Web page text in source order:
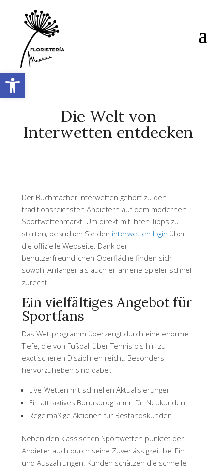
Die Welt von
Interwetten entdecken
Der Buchmacher Interwetten gehört zu den
traditionsreichsten Anbietern auf dem modernen
Sportwettenmarkt. Um direkt mit Ihren Tipps zu
starten, besuchen Sie den interwetten login über
die offizielle Webseite. Dank der
benutzerfreundlichen Oberfläche finden sich
sowohl Anfänger als auch erfahrene Spieler schnell
zurecht.
Ein vielfältiges Angebot für
Sportfans
Das Wettprogramm überzeugt durch eine enorme
Tiefe, die von Fußball über Tennis bis hin zu
exotischeren Disziplinen reicht. Besonders
hervorzuheben sind dabei:
Live-Wetten mit schnellen Aktualisierungen
Ein attraktives Bonusprogramm für Neukunden
Regelmäßige Aktionen für Bestandskunden
Neben den klassischen Sportwetten punktet der
Anbieter auch durch seine Zuverlässigkeit bei Ein-
und Auszahlungen. Kunden schätzen die schnelle
Abrir barra de herramientas